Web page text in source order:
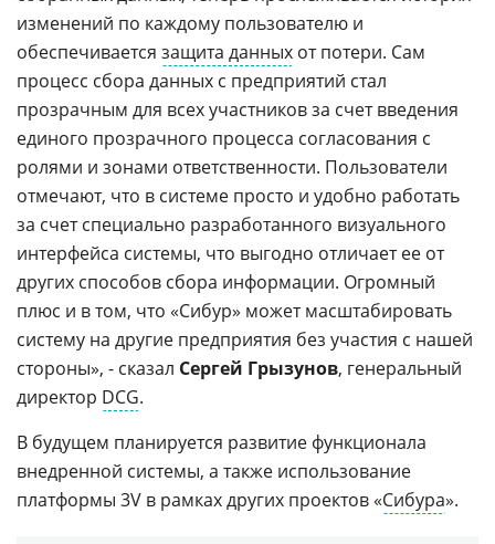
изменений по каждому пользователю и
обеспечивается защита данных от потери. Сам
процесс сбора данных с предприятий стал
прозрачным для всех участников за счет введения
единого прозрачного процесса согласования с
ролями и зонами ответственности. Пользователи
отмечают, что в системе просто и удобно работать
за счет специально разработанного визуального
интерфейса системы, что выгодно отличает ее от
других способов сбора информации. Огромный
плюс и в том, что «Сибур» может масштабировать
систему на другие предприятия без участия с нашей
стороны», - сказал Сергей Грызунов, генеральный
директор DCG.
В будущем планируется развитие функционала
внедренной системы, а также использование
платформы 3V в рамках других проектов «Сибура».